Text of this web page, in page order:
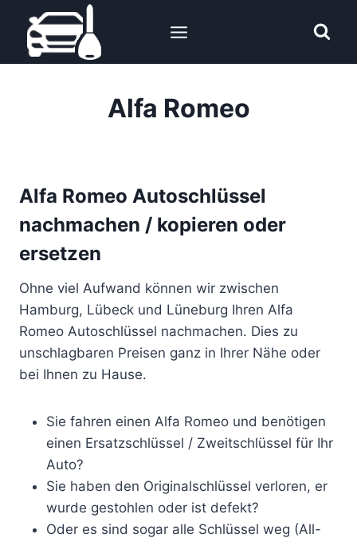
Inhalt
springen
Alfa Romeo
Alfa Romeo Autoschlüssel
nachmachen / kopieren oder
ersetzen
Ohne viel Aufwand können wir zwischen
Hamburg, Lübeck und Lüneburg Ihren Alfa
Romeo Autoschlüssel nachmachen. Dies zu
unschlagbaren Preisen ganz in Ihrer Nähe oder
bei Ihnen zu Hause.
Sie fahren einen Alfa Romeo und benötigen
einen Ersatzschlüssel / Zweitschlüssel für Ihr
Auto?
Sie haben den Originalschlüssel verloren, er
wurde gestohlen oder ist defekt?
Oder es sind sogar alle Schlüssel weg (All-